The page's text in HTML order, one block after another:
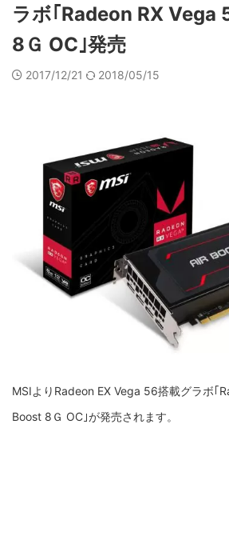
ラボ｢Radeon RX Vega
8Ｇ OC｣発売
2017/12/21 2018/05/15
MSIよりRadeon EX Vega 56搭載グラボ｢
Boost 8Ｇ OC｣が発売されます。